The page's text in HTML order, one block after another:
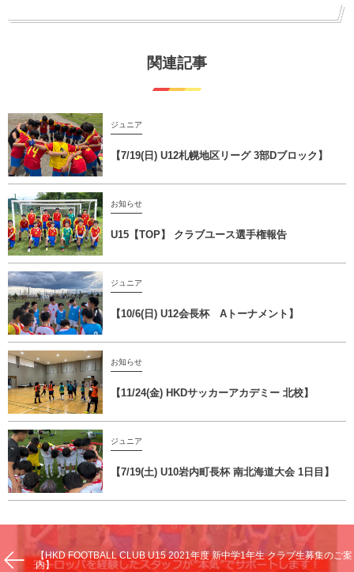
関連記事
ジュニア
【7/19(日) U12札幌地区リーグ 3部Dブロック】
お知らせ
U15【TOP】 クラブユース選手権報告
ジュニア
【10/6(日) U12会長杯 Aトーナメント】
お知らせ
【11/24(金) HKDサッカーアカデミー 北校】
ジュニア
【7/19(土) U10岩内町長杯 南北海道大会 1日目】
【HKD FOOTBALL CLUB U15 2021年度 新中学1年生 クラブ生募集のご案
内】